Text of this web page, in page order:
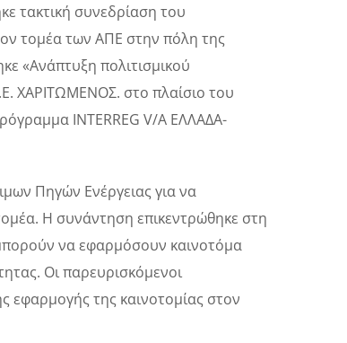
τακτική συνεδρίαση του
τομέα των ΑΠΕ στην πόλη της
«Ανάπτυξη πολιτισμικού
ΧΑΡΙΤΩΜΕΝΟΣ. στο πλαίσιο του
INTERREG V/A ΕΛΛΑΔΑ-
Πηγών Ενέργειας για να
Η συνάντηση επικεντρώθηκε στη
να εφαρμόσουν καινοτόμα
Οι παρευρισκόμενοι
εφαρμογής της καινοτομίας στον